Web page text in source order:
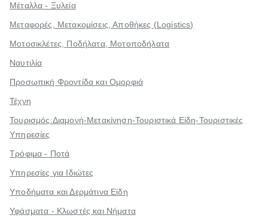
Μέταλλα - Ξυλεία
Μεταφορές, Μετακομίσεις, Αποθήκες (Logistics)
Μοτοσικλέτες, Ποδήλατα, Μοτοποδήλατα
Ναυτιλία
Προσωπική Φροντίδα και Ομορφιά
Τέχνη
Τουρισμός:Διαμονή-Μετακίνηση-Τουριστικά Είδη-Τουριστικές
Υπηρεσίες
Τρόφιμα - Ποτά
Υπηρεσίες για Ιδιώτες
Υποδήματα και Δερμάτινα Είδη
Υφάσματα - Κλωστές και Νήματα